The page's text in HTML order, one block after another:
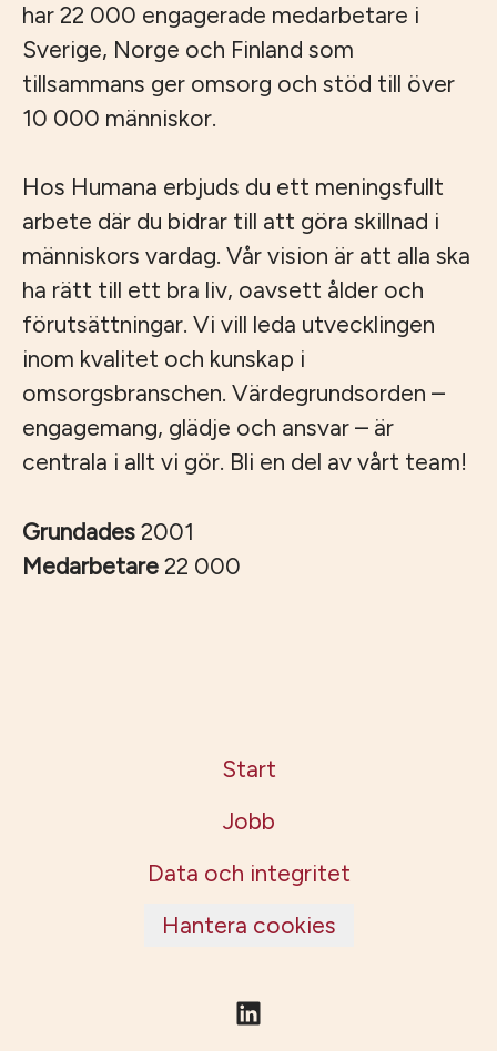
har 22 000 engagerade medarbetare i
Sverige, Norge och Finland som
tillsammans ger omsorg och stöd till över
10 000 människor.
Hos Humana erbjuds du ett meningsfullt
arbete där du bidrar till att göra skillnad i
människors vardag. Vår vision är att alla ska
ha rätt till ett bra liv, oavsett ålder och
förutsättningar. Vi vill leda utvecklingen
inom kvalitet och kunskap i
omsorgsbranschen. Värdegrundsorden –
engagemang, glädje och ansvar – är
centrala i allt vi gör. Bli en del av vårt team!
Grundades 2001
Medarbetare 22 000
Start
Jobb
Data och integritet
Hantera cookies